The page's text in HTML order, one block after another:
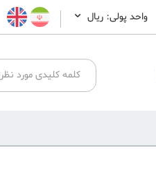
واحد پولی: ريال